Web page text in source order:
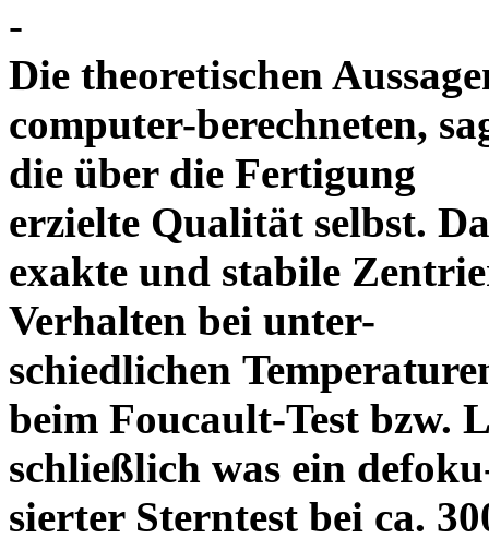
-
Die theoretischen
computer-berechneten,
die über die Fertigung
erzielte Qualität selbst.
exakte und stabile
Verhalten bei unter-
schiedlichen
beim Foucault-Test bzw.
schließlich was ein
sierter Sterntest bei ca.